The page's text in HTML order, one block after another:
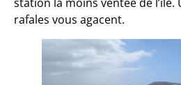
rafales vous agacent.